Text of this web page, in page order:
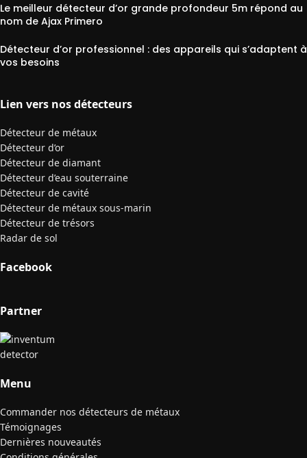
Le meilleur détecteur d’or grande profondeur 5m répond au
nom de Ajax Primero
Détecteur d’or professionnel : des appareils qui s’adaptent à
vos besoins
Lien vers nos détecteurs
Détecteur de métaux
Détecteur d’or
Détecteur de diamant
Détecteur d’eau souterraine
Détecteur de cavité
Détecteur de métaux sous-marin
Détecteur de trésors
Radar de sol
Facebook
Partner
Menu
Commander nos détecteurs de métaux
Témoignages
Dernières nouveautés